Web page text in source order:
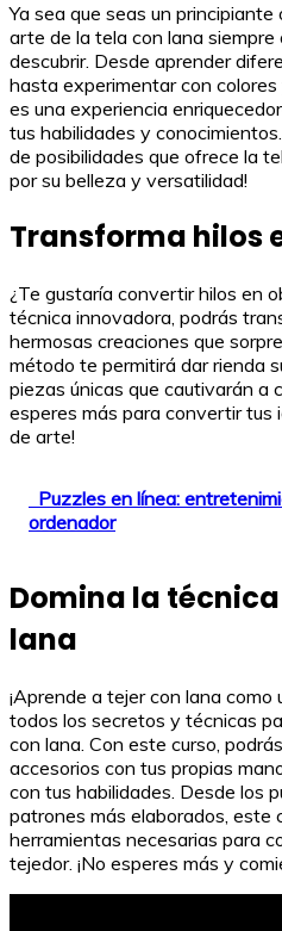
Ya sea que seas un
arte de la tela con lana
descubrir. Desde aprender
hasta experimentar con
es una experiencia
tus habilidades y
de posibilidades que ofrece la
por su belleza y versatilidad!
Transforma hilos
¿Te gustaría convertir hilos en
técnica innovadora, podrás
hermosas creaciones que
método te permitirá dar rienda
piezas únicas que cautivarán a
esperes más para convertir tus
de arte!
Puzzles en línea:
ordenador
Domina la
lana
¡Aprende a tejer con lana
todos los secretos y técnicas
con lana. Con este curso,
accesorios con tus propias
con tus habilidades. Desde los
patrones más elaborados, este
herramientas necesarias para
tejedor. ¡No esperes más y